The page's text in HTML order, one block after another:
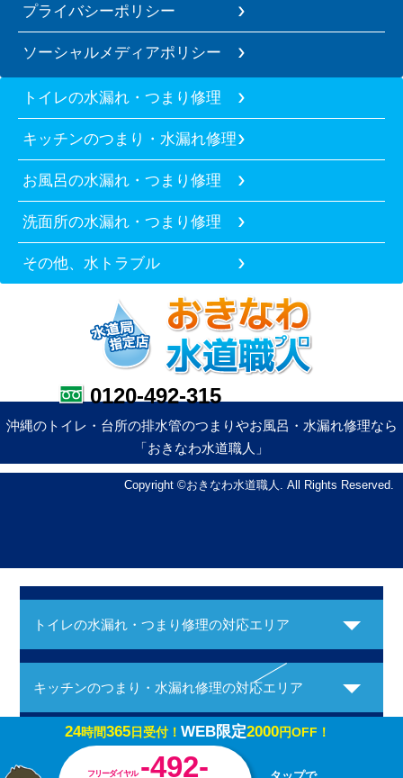
プライバシーポリシー
ソーシャルメディアポリシー
トイレの水漏れ・つまり修理
キッチンのつまり・水漏れ修理
お風呂の水漏れ・つまり修理
洗面所の水漏れ・つまり修理
その他、水トラブル
0120-492-315
沖縄のトイレ・台所の排水管のつまりやお風呂・水漏れ修理なら
「おきなわ水道職人」
Copyright ©おきなわ水道職人. All Rights Reserved.
トイレの水漏れ・つまり修理の対応エリア
キッチンのつまり・水漏れ修理の対応エリア
お風呂の水漏れ・つまり修理の対応エリア
24時間365日受付！ WEB限定2000円OFF！
フリーダイヤル -492-